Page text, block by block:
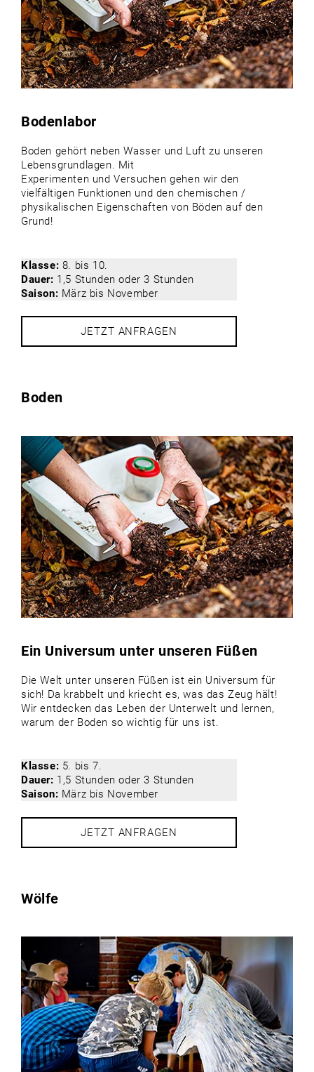
Bodenlabor
Boden gehört neben Wasser und Luft zu unseren
Lebensgrundlagen. Mit
Experimenten und Versuchen gehen wir den
vielfältigen Funktionen und den chemischen /
physikalischen Eigenschaften von Böden auf den
Grund!
Klasse: 8. bis 10.
Dauer: 1,5 Stunden oder 3 Stunden
Saison: März bis November
JETZT ANFRAGEN
Boden
Ein Universum unter unseren Füßen
Die Welt unter unseren Füßen ist ein Universum für
sich! Da krabbelt und kriecht es, was das Zeug hält!
Wir entdecken das Leben der Unterwelt und lernen,
warum der Boden so wichtig für uns ist.
Klasse: 5. bis 7.
Dauer: 1,5 Stunden oder 3 Stunden
Saison: März bis November
JETZT ANFRAGEN
Wölfe